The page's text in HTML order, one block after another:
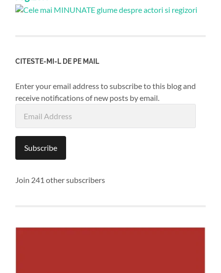
CITESTE-MI-L DE PE MAIL
Enter your email address to subscribe to this blog and
receive notifications of new posts by email.
Address
Subscribe
Join 241 other subscribers